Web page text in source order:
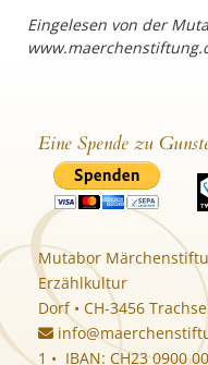
Eingelesen von der
Eine Spende zu
Mutabor
Erzählkultur
Dorf • CH-3456
1 • IBAN: CH23 0900